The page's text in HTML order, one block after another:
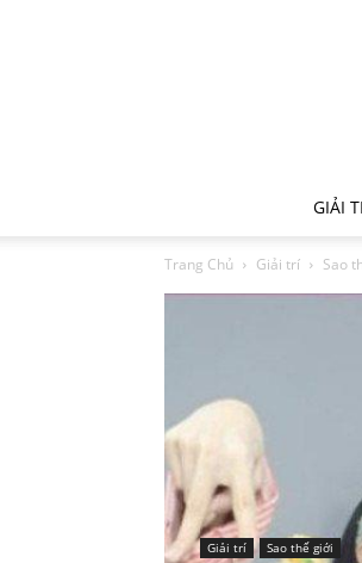
GIẢI
Trang Chủ Giải trí Sao
Giải trí Sao thế giới